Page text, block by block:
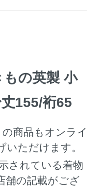
の英製 小
155/裄65
商品もオンライ
いただけます。
されている着物
舗の記載がござ